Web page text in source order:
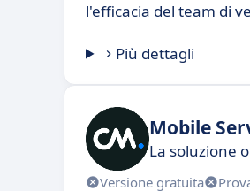
l'efficacia del team di
Più dettagli
Mobile
La soluzione
Versione gratuita